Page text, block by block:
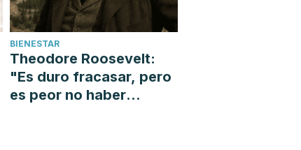
BIENESTAR
Theodore Roosevelt:
"Es duro fracasar, pero
es peor no haber